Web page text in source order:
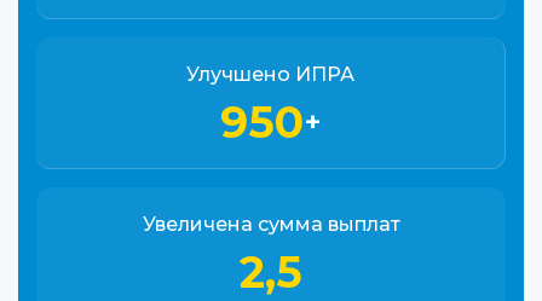
Улучшено ИПРА
950+
Увеличена сумма выплат
2,5